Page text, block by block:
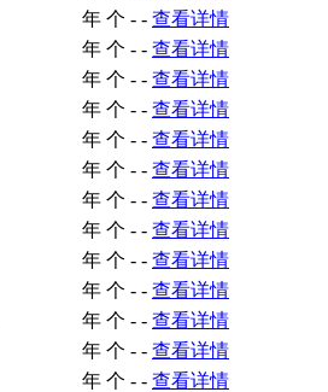
年 个 - - 查看详情
年 个 - - 查看详情
年 个 - - 查看详情
年 个 - - 查看详情
年 个 - - 查看详情
年 个 - - 查看详情
年 个 - - 查看详情
年 个 - - 查看详情
年 个 - - 查看详情
年 个 - - 查看详情
年 个 - - 查看详情
年 个 - - 查看详情
年 个 - - 查看详情